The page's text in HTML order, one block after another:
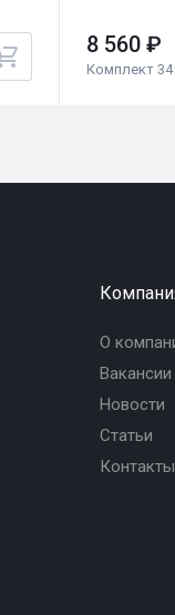
8 560 ₽
Комплект 34
О
Вакансии
Новости
Статьи
Контакты